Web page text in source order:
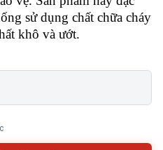
sử dụng chất chữa cháy
khô và ướt.